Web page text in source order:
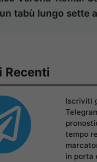
tabù lungo sette
Iscriviti
tempo
in porta